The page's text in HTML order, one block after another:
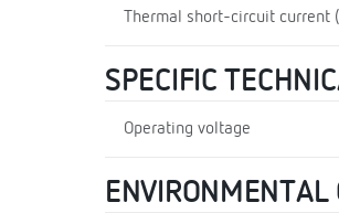
Thermal short-circuit current
SPECIFIC
Operating voltage
ENVIRONMENTAL